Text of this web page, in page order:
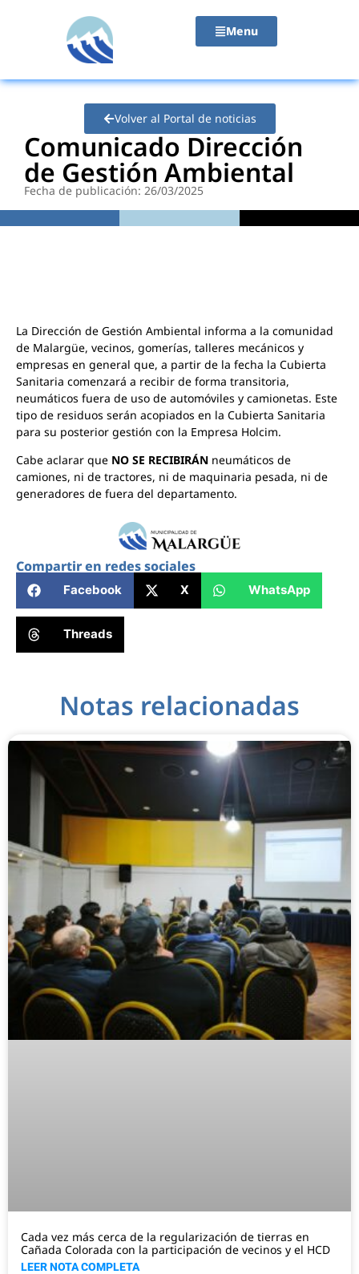
Menu
Volver al Portal de noticias
Comunicado Dirección
de Gestión Ambiental
Fecha de publicación: 26/03/2025
La Dirección de Gestión Ambiental informa a la comunidad
de Malargüe, vecinos, gomerías, talleres mecánicos y
empresas en general que, a partir de la fecha la Cubierta
Sanitaria comenzará a recibir de forma transitoria,
neumáticos fuera de uso de automóviles y camionetas. Este
tipo de residuos serán acopiados en la Cubierta Sanitaria
para su posterior gestión con la Empresa Holcim.
Cabe aclarar que NO SE RECIBIRÁN neumáticos de
camiones, ni de tractores, ni de maquinaria pesada, ni de
generadores de fuera del departamento.
Compartir en redes sociales
Facebook X WhatsApp
Threads
Notas relacionadas
Cada vez más cerca de la regularización de tierras en
Cañada Colorada con la participación de vecinos y el HCD
LEER NOTA COMPLETA